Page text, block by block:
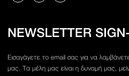
NEWSLETTER
Εισαγάγετε το email σας για να
μας. Τα μέλη μας είναι η δυναμή μας,